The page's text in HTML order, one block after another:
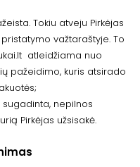
Tokiu atveju Pirkėjas
važtaraštyje. To
atleidžiama nuo
pažeidimo, kuris atsirado
nepilnos
Pirkėjas užsisakė.